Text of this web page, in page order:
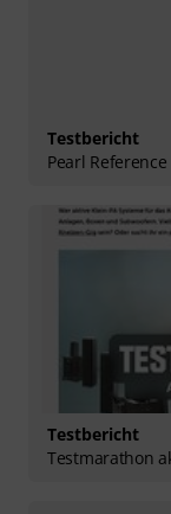
Testbericht
Pearl
Testbericht
Testmarathon